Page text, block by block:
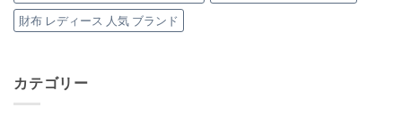
財布 レディース 人気 ブランド
カテゴリー